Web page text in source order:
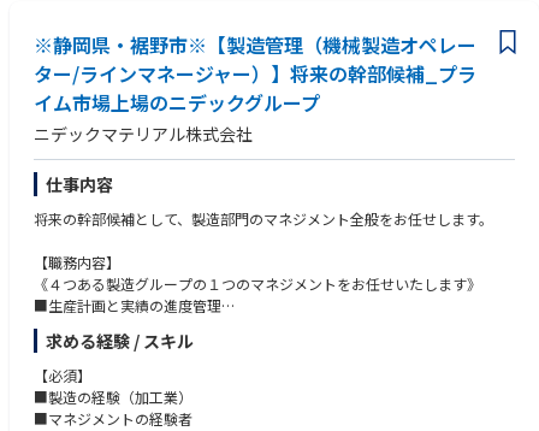
とお客様の半導体を受託生産する事業（ファウンドリ）を行っています。
アナログ技術を活かす4つの製品領域で高精度・高速・高耐圧・小型化を
追求しています。
１．電池（リチウムイオン電池保護IC、電池残量予測IC、充電制御IC）
２．電源（システムリセットIC、LDO、DC/DCコンバータ、AC/DC電源
用IC）
３．センサ（MEMSセンサ、温度／電流センサ、AFE/ADC）
４．IGBT & FRD（EV（自動車）、産機市場向けIGBT）
近年、エイブリック社の子会社化やオムロンや日立グループの半導体事業
の一部を譲受するなどして、当社の強味をさらに強化し、市場での立ち位
置をより明確なものにしております。
国内拠点は、厚木、千歳、滋賀（MMIセミコンダクター社）の他、開発セ
ンターとして岐阜、群馬に事務所を構えています。海外は生産拠点とし
て、フィリピンにございます。
※静岡県・裾野市※【製造管理（機械製造オペレー
ター/ラインマネージャー）】将来の幹部候補_プラ
イム市場上場のニデックグループ
ニデックマテリアル株式会社
仕事内容
将来の幹部候補として、製造部門のマネジメント全般をお任せします。
【職務内容】
《４つある製造グループの１つのマネジメントをお任せいたします》
■生産計画と実績の進度管理
■安全、生産性、品質の改善指導
■数値管理、解析の指導
■海外/国内（裾野/富山/須賀川/中国）拠点との連携
【詳細】
求める経験 / スキル
【必須】
■製造の経験（加工業）
■マネジメントの経験者